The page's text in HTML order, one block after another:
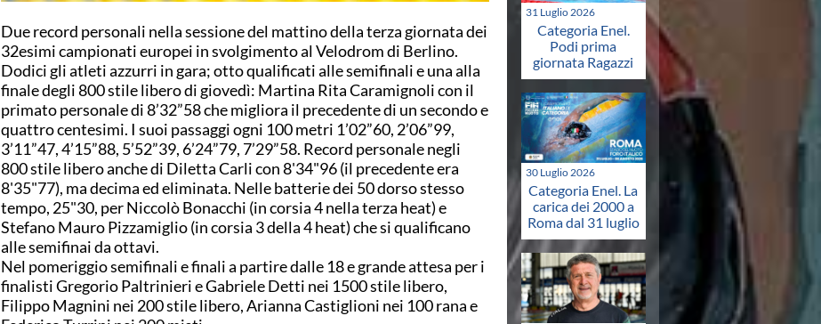
Due record personali nella sessione del mattino della terza giornata dei
32esimi campionati europei in svolgimento al Velodrom di Berlino.
Dodici gli atleti azzurri in gara; otto qualificati alle semifinali e una alla
finale degli 800 stile libero di giovedì: Martina Rita Caramignoli con il
primato personale di 8’32”58 che migliora il precedente di un secondo e
quattro centesimi. I suoi passaggi ogni 100 metri 1’02”60, 2’06”99,
3’11”47, 4’15”88, 5’52”39, 6’24”79, 7’29”58. Record personale negli
800 stile libero anche di Diletta Carli con 8'34"96 (il precedente era
8'35"77), ma decima ed eliminata. Nelle batterie dei 50 dorso stesso
tempo, 25"30, per Niccolò Bonacchi (in corsia 4 nella terza heat) e
Stefano Mauro Pizzamiglio (in corsia 3 della 4 heat) che si qualificano
alle semifinai da ottavi.
Nel pomeriggio semifinali e finali a partire dalle 18 e grande attesa per i
finalisti Gregorio Paltrinieri e Gabriele Detti nei 1500 stile libero,
Filippo Magnini nei 200 stile libero, Arianna Castiglioni nei 100 rana e
31 Luglio 2026
Categoria Enel.
Podi prima
giornata Ragazzi
30 Luglio 2026
Categoria Enel. La
carica dei 2000 a
Roma dal 31 luglio